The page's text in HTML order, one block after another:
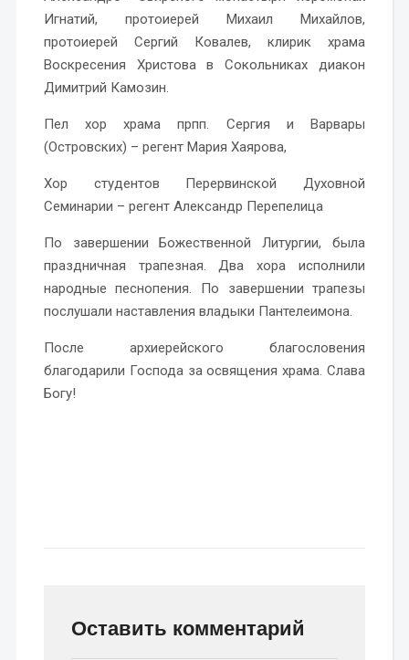
Игнатий, протоиерей Михаил Михайлов,
протоиерей Сергий Ковалев, клирик храма
Воскресения Христова в Сокольниках диакон
Димитрий Камозин.
Пел хор храма прпп. Сергия и Варвары
(Островских) – регент Мария Хаярова,
Хор студентов Перервинской Духовной
Семинарии – регент Александр Перепелица
По завершении Божественной Литургии, была
праздничная трапезная. Два хора исполнили
народные песнопения. По завершении трапезы
послушали наставления владыки Пантелеимона.
После архиерейского благословения
благодарили Господа за освящения храма. Слава
Богу!
Оставить комментарий